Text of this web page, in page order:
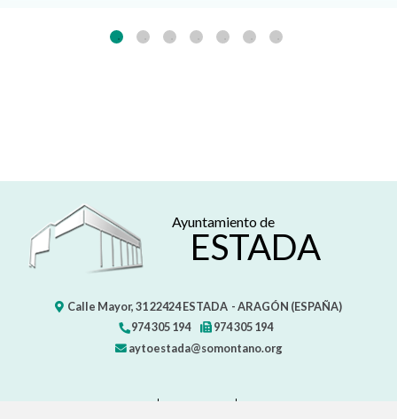
Ayuntamiento de
ESTADA
Calle Mayor, 3122424ESTADA - ARAGÓN (ESPAÑA)
974 305 194
974 305 194
aytoestada@somontano.org